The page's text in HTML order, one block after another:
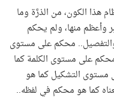
هذا الكون، من الذرَّة وما
وأعظم منها، ولم يحكم
والتفصيل.. محكم على مستوى
على مستوى الكلمة كما
التشكيل كما هو
كما هو محكم في لفظه..